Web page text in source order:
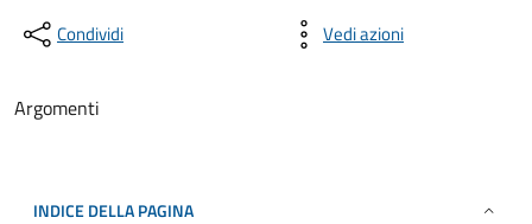
Condividi Vedi azioni
Argomenti
INDICE DELLA PAGINA